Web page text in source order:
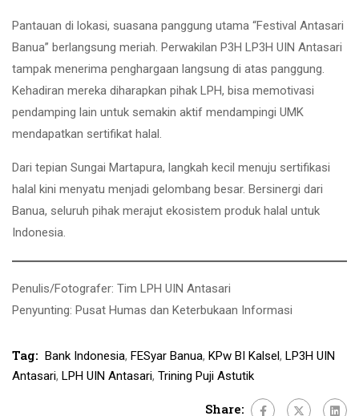
Pantauan di lokasi, suasana panggung utama “Festival Antasari
Banua” berlangsung meriah. Perwakilan P3H LP3H UIN Antasari
tampak menerima penghargaan langsung di atas panggung.
Kehadiran mereka diharapkan pihak LPH, bisa memotivasi
pendamping lain untuk semakin aktif mendampingi UMK
mendapatkan sertifikat halal.
Dari tepian Sungai Martapura, langkah kecil menuju sertifikasi
halal kini menyatu menjadi gelombang besar. Bersinergi dari
Banua, seluruh pihak merajut ekosistem produk halal untuk
Indonesia.
Penulis/Fotografer: Tim LPH UIN Antasari
Penyunting: Pusat Humas dan Keterbukaan Informasi
Tag: Bank Indonesia, FESyar Banua, KPw BI Kalsel, LP3H UIN
Antasari, LPH UIN Antasari, Trining Puji Astutik
Share: